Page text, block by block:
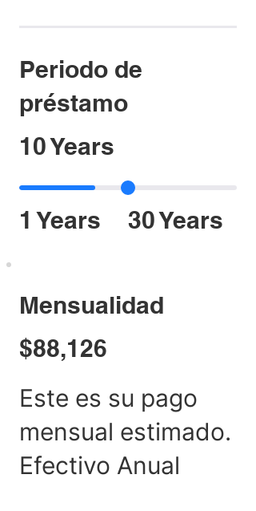
Periodo de
préstamo
10 Years
1 Years 30 Years
Mensualidad
$88,126
Este es su pago
mensual estimado.
Efectivo Anual